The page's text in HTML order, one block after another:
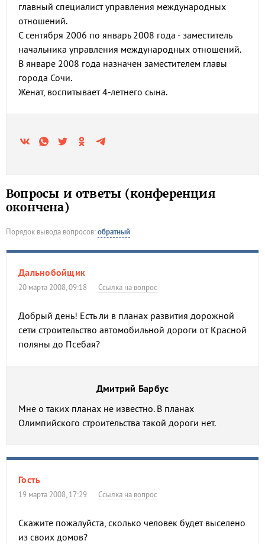
главный специалист управления международных
отношений.
С сентября 2006 по январь 2008 года - заместитель
начальника управления международных отношений.
В январе 2008 года назначен заместителем главы
города Сочи.
Женат, воспитывает 4-летнего сына.
Вопросы и ответы (конференция
окончена)
Порядок вывода вопросов:обратный
Дальнобойщик
20 марта 2008, 09:18 Ссылка на вопрос
Добрый день! Есть ли в планах развития дорожной
сети строительство автомобильной дороги от Красной
поляны до Псебая?
Дмитрий Барбус
Мне о таких планах не известно. В планах
Олимпийского строительства такой дороги нет.
Гость
19 марта 2008, 17:29 Ссылка на вопрос
Скажите пожалуйста, сколько человек будет выселено
из своих домов?